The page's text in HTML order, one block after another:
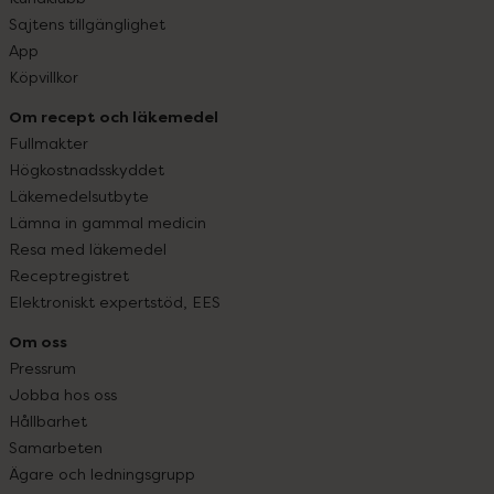
Sajtens tillgänglighet
App
Köpvillkor
Om recept och läkemedel
Fullmakter
Högkostnadsskyddet
Läkemedelsutbyte
Lämna in gammal medicin
Resa med läkemedel
Receptregistret
Elektroniskt expertstöd, EES
Om oss
Pressrum
Jobba hos oss
Hållbarhet
Samarbeten
Ägare och ledningsgrupp